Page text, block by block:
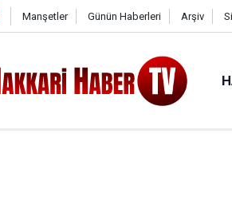
Manşetler Günün Haberleri Arşiv